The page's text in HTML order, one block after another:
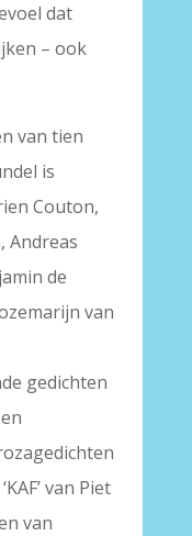
dat
– ook
van tien
is
Couton,
Andreas
de
van
gedichten
van Piet
van